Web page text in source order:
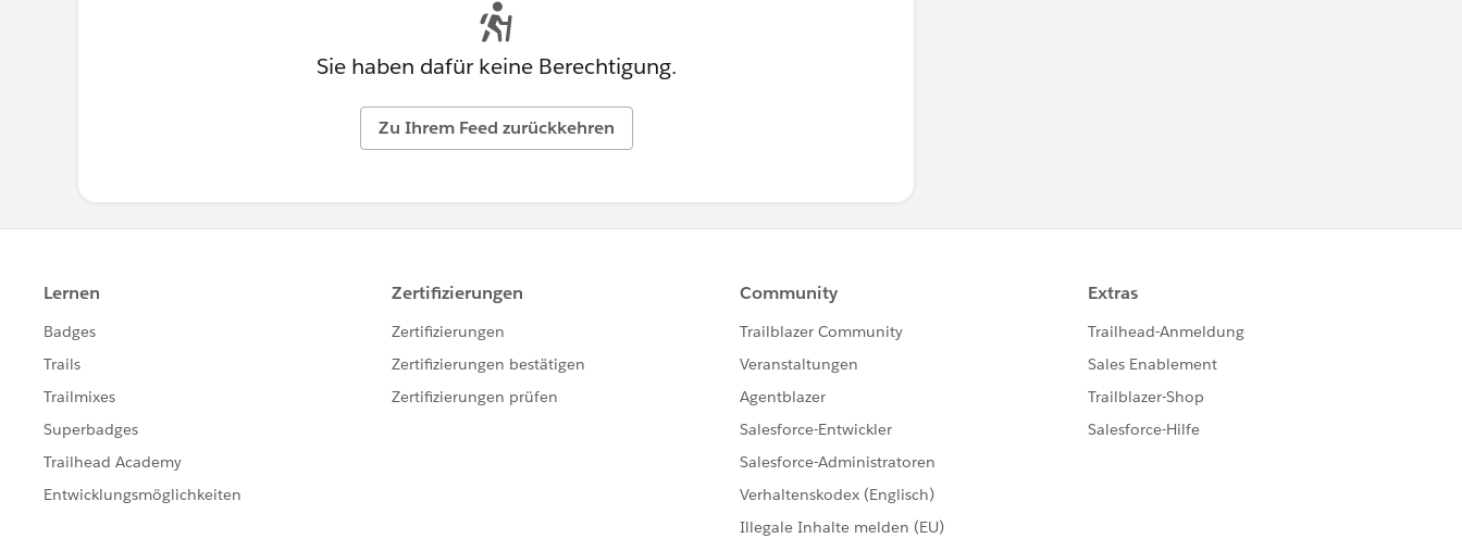
Sie haben dafür keine Berechtigung.
Zu Ihrem Feed zurückkehren